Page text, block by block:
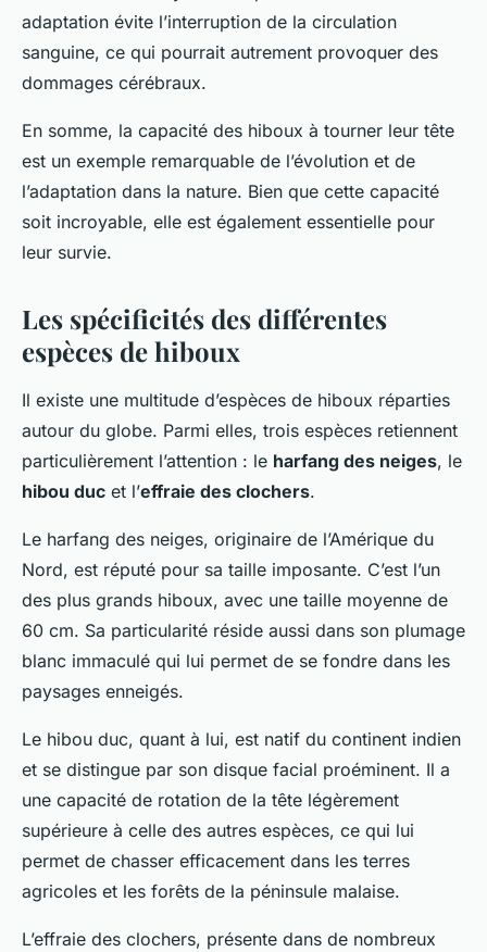
adaptation évite l’interruption de la circulation
sanguine, ce qui pourrait autrement provoquer des
dommages cérébraux.
En somme, la capacité des hiboux à tourner leur tête
est un exemple remarquable de l’évolution et de
l’adaptation dans la nature. Bien que cette capacité
soit incroyable, elle est également essentielle pour
leur survie.
Les spécificités des différentes
espèces de hiboux
Il existe une multitude d’espèces de hiboux réparties
autour du globe. Parmi elles, trois espèces retiennent
particulièrement l’attention : le harfang des neiges, le
hibou duc et l’effraie des clochers.
Le harfang des neiges, originaire de l’Amérique du
Nord, est réputé pour sa taille imposante. C’est l’un
des plus grands hiboux, avec une taille moyenne de
60 cm. Sa particularité réside aussi dans son plumage
blanc immaculé qui lui permet de se fondre dans les
paysages enneigés.
Le hibou duc, quant à lui, est natif du continent indien
et se distingue par son disque facial proéminent. Il a
une capacité de rotation de la tête légèrement
supérieure à celle des autres espèces, ce qui lui
permet de chasser efficacement dans les terres
agricoles et les forêts de la péninsule malaise.
L’effraie des clochers, présente dans de nombreux